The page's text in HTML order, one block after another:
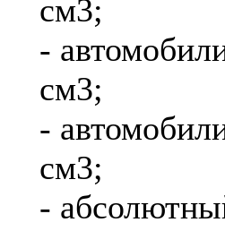
см3;
-
см3;
-
см3;
-